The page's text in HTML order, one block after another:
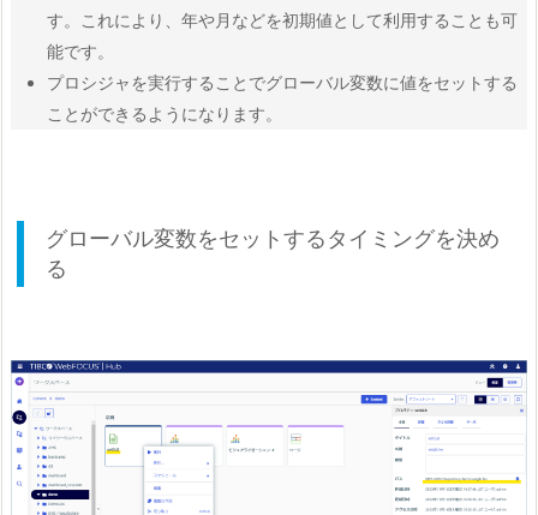
す。これにより、年や月などを初期値として利用することも可
能です。
プロシジャを実行することでグローバル変数に値をセットする
ことができるようになります。
グローバル変数をセットするタイミングを決め
る